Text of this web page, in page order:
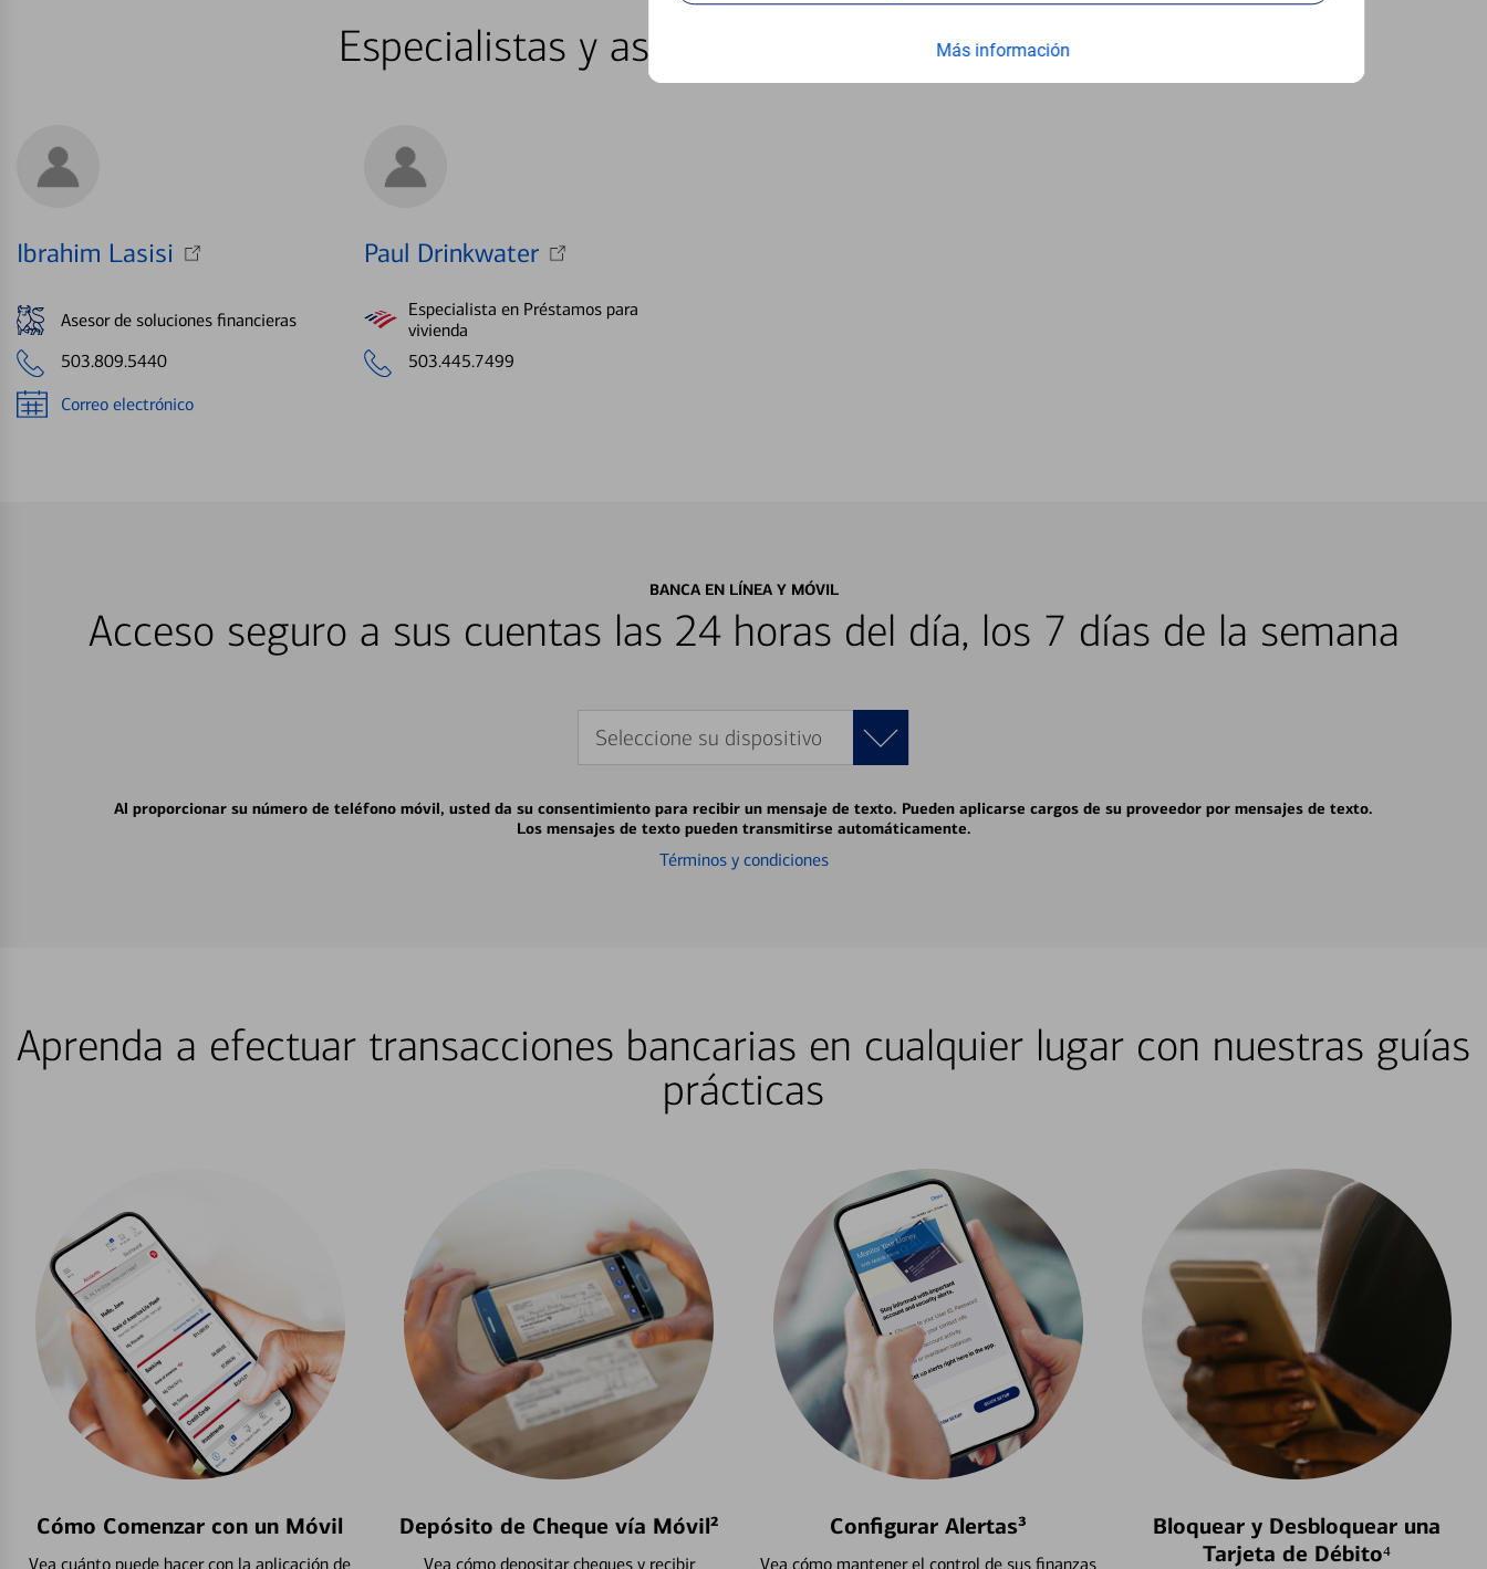
Más información
Especialistas y asesores locales en Vancouver
Ibrahim Lasisi
Asesor de soluciones financieras
503.809.5440
Correo electrónico
Paul Drinkwater
Especialista en Préstamos para
vivienda
503.445.7499
BANCA EN LÍNEA Y MÓVIL
Acceso seguro a sus cuentas las 24 horas del día, los 7 días de la semana
Seleccione su dispositivo
Al proporcionar su número de teléfono móvil, usted da su consentimiento para recibir un mensaje de texto. Pueden aplicarse cargos de su proveedor por mensajes de texto.
Los mensajes de texto pueden transmitirse automáticamente.
Términos y condiciones
Aprenda a efectuar transacciones bancarias en cualquier lugar con nuestras guías
prácticas
Cómo Comenzar con un Móvil
Vea cuánto puede hacer con la aplicación de
Depósito de Cheque vía Móvil²
Vea cómo depositar cheques y recibir
Configurar Alertas³
Vea cómo mantener el control de sus finanzas
Bloquear y Desbloquear una
Tarjeta de Débito⁴